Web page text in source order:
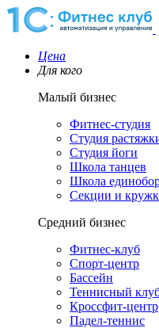
Цена
Для кого
Малый бизнес
Фитнес-студия
Студия
Студия йоги
Школа танцев
Школа
Секции и
Средний бизнес
Фитнес-клуб
Спорт-центр
Бассейн
Теннисный
Кроссфит-центр
Падел-теннис